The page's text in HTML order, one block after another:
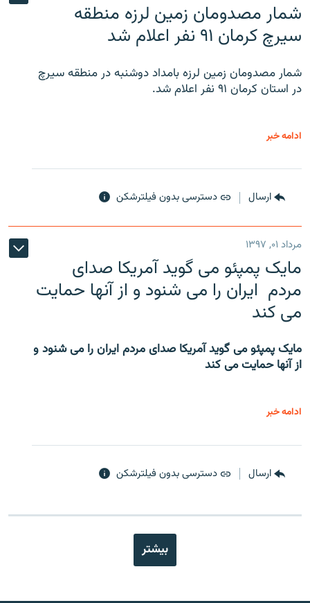
شمار مصدومان زمین لرزه منطقه
سیرچ کرمان ۹۱ نفر اعلام شد
شمار مصدومان زمین لرزه بامداد دوشنبه در منطقه سیرچ
در استان کرمان ۹۱ نفر اعلام شد.
ادامه خبر
ارسال دسترسی بدون فیلترشکن
مرداد ۰۱, ۱۳۹۷
مایک پمپئو می گوید آمریکا صدای
مردم ایران را می شنود و از آنها حمایت
می کند
مایک پمپئو می گوید آمریکا صدای مردم ایران را می شنود و
از آنها حمایت می کند
ادامه خبر
ارسال دسترسی بدون فیلترشکن
بیشتر